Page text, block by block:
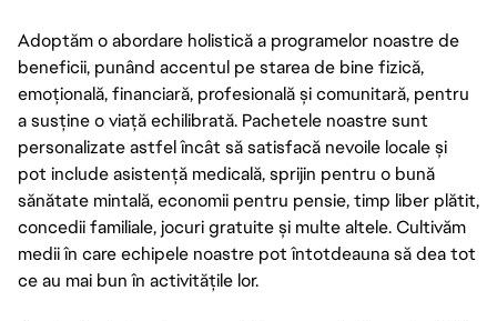
Adoptăm o abordare holistică a programelor noastre de
beneficii, punând accentul pe starea de bine fizică,
emoțională, financiară, profesională și comunitară, pentru
a susține o viață echilibrată. Pachetele noastre sunt
personalizate astfel încât să satisfacă nevoile locale și
pot include asistență medicală, sprijin pentru o bună
sănătate mintală, economii pentru pensie, timp liber plătit,
concedii familiale, jocuri gratuite și multe altele. Cultivăm
medii în care echipele noastre pot întotdeauna să dea tot
ce au mai bun în activitățile lor.